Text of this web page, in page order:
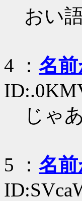
おい
4 ： 名
じゃ
5 ： 名